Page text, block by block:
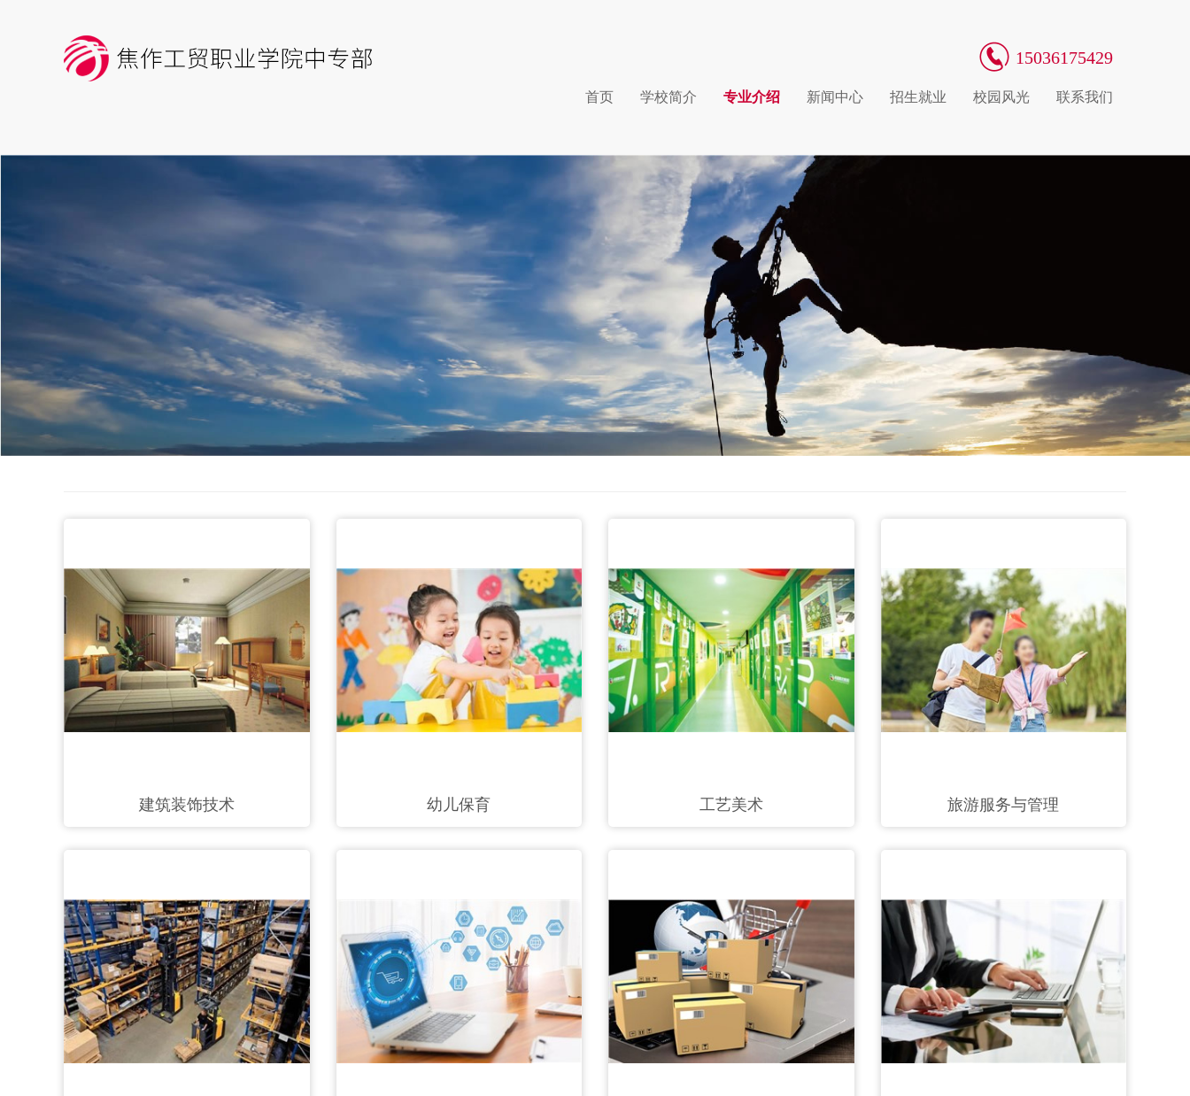
15036175429
首页 学校简介 专业介绍 新闻中心 招生就业 校园风光 联系我们
建筑装饰技术 幼儿保育 工艺美术 旅游服务与管理